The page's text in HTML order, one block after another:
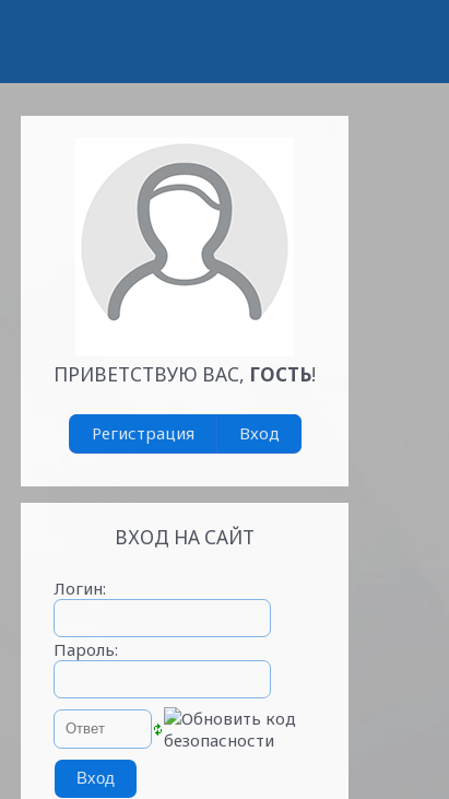
ПРИВЕТСТВУЮ ВАС, ГОСТЬ!
Регистрация Вход
ВХОД НА САЙТ
Логин:
Пароль: